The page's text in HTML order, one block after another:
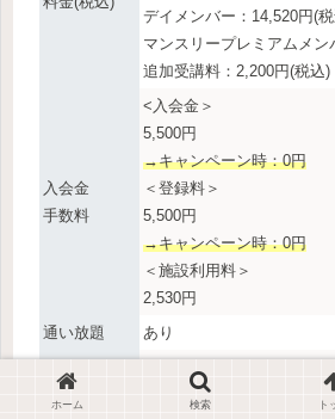
デイメンバー：14,520円(
マンスリープレミアムメン
追加受講料：2,200円(税込)
入会金
手数料
<入会金＞
5,500円
→キャンペーン時：0円
＜登録料＞
5,500円
→キャンペーン時：0円
＜施設利用料＞
2,530円
通い放題
あり
体験レッスン
ホーム 検索 ト